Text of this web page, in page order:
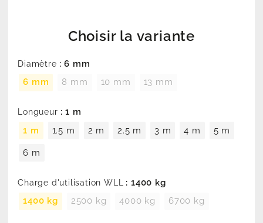
Choisir la variante
Diamètre : 6 mm
6 mm
8 mm 10 mm 13 mm
Longueur : 1 m
1 m
1.5 m 2 m 2.5 m 3 m 4 m 5 m
6 m
Charge d'utilisation WLL
: 1400 kg
1400 kg
2500 kg 4000 kg 6700 kg